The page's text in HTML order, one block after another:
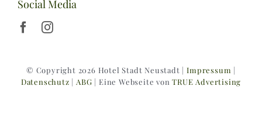
Social Media
© Copyright 2026 Hotel Stadt Neustadt | Impressum |
Datenschutz | ABG | Eine Webseite vonTRUE Advertising